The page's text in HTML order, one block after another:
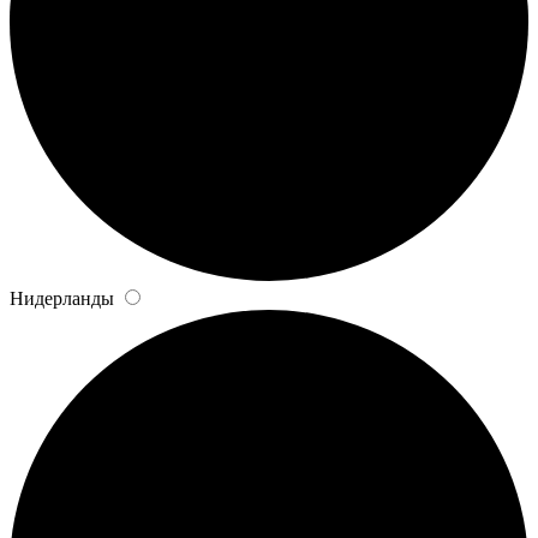
Нидерланды